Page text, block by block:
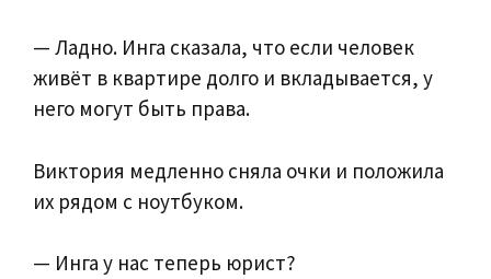
— Ладно. Инга сказала, что если человек
живёт в квартире долго и вкладывается, у
него могут быть права.
Виктория медленно сняла очки и положила
их рядом с ноутбуком.
— Инга у нас теперь юрист?